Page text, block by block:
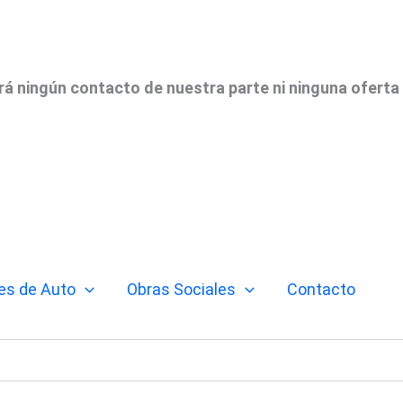
ningún contacto de nuestra parte ni ninguna oferta
de Auto Obras Sociales Contacto